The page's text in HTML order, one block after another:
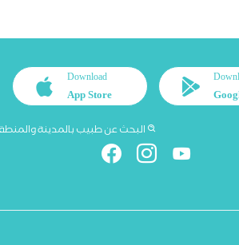
Download
App Store
البحث عن طبيب بالمدينة